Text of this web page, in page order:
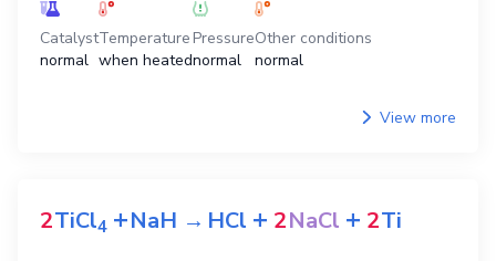
Catalyst
normal
Temperature
when heated
Pressure
normal
Other conditions
normal
View more
2TiCl4 +NaH →HCl + 2NaCl + 2Ti